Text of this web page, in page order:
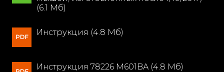
(6.1 Мб)
Инструкция (4.8 Мб)
Инструкция 78226 M601BA (4.8 Мб)